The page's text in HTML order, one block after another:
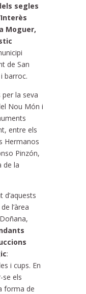
segles
Moguer,
de San
barroc.
la seva
Nou Món i
entre els
Hermanos
Pinzón,
de la
l’àrea
:
i cups. En
se els
forma de